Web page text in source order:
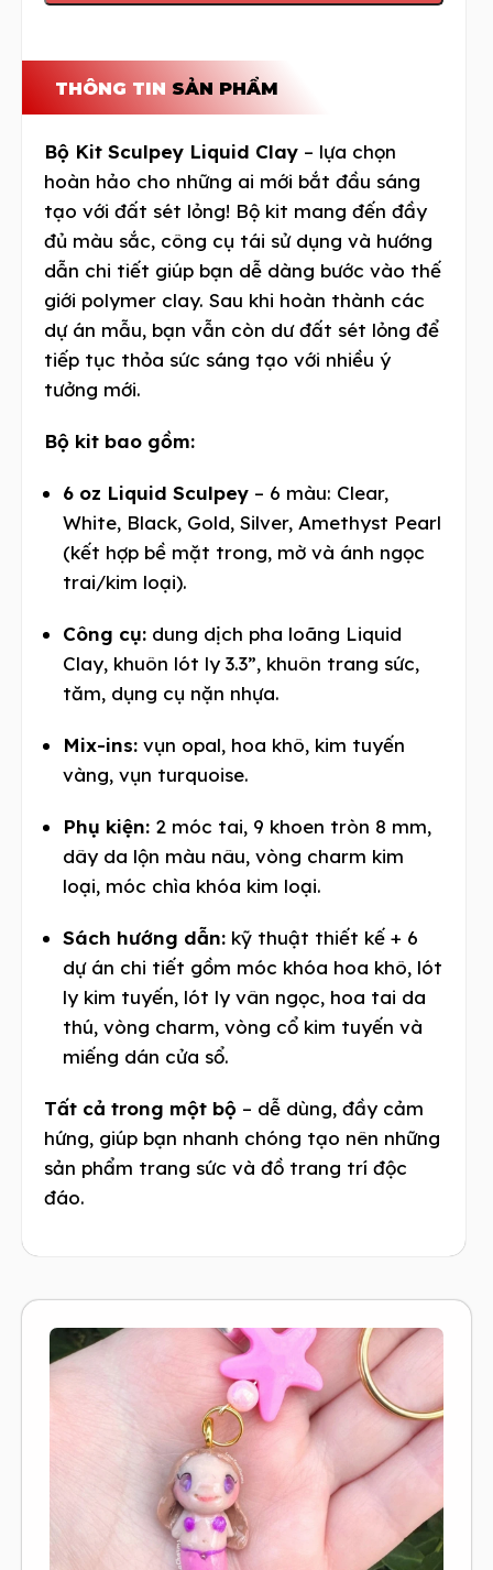
THÔNG TIN SẢN PHẨM
Bộ Kit Sculpey Liquid Clay – lựa chọn
hoàn hảo cho những ai mới bắt đầu sáng
tạo với đất sét lỏng! Bộ kit mang đến đầy
đủ màu sắc, công cụ tái sử dụng và hướng
dẫn chi tiết giúp bạn dễ dàng bước vào thế
giới polymer clay. Sau khi hoàn thành các
dự án mẫu, bạn vẫn còn dư đất sét lỏng để
tiếp tục thỏa sức sáng tạo với nhiều ý
tưởng mới.
Bộ kit bao gồm:
6 oz Liquid Sculpey – 6 màu: Clear,
White, Black, Gold, Silver, Amethyst Pearl
(kết hợp bề mặt trong, mờ và ánh ngọc
trai/kim loại).
Công cụ: dung dịch pha loãng Liquid
Clay, khuôn lót ly 3.3”, khuôn trang sức,
tăm, dụng cụ nặn nhựa.
Mix-ins: vụn opal, hoa khô, kim tuyến
vàng, vụn turquoise.
Phụ kiện: 2 móc tai, 9 khoen tròn 8 mm,
dây da lộn màu nâu, vòng charm kim
loại, móc chìa khóa kim loại.
Sách hướng dẫn: kỹ thuật thiết kế + 6
dự án chi tiết gồm móc khóa hoa khô, lót
ly kim tuyến, lót ly vân ngọc, hoa tai da
thú, vòng charm, vòng cổ kim tuyến và
miếng dán cửa sổ.
Tất cả trong một bộ – dễ dùng, đầy cảm
hứng, giúp bạn nhanh chóng tạo nên những
sản phẩm trang sức và đồ trang trí độc
đáo.